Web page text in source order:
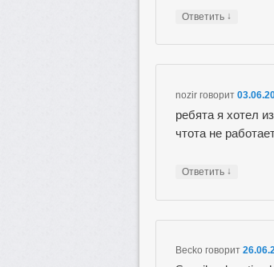
Ответить ↓
nozir говорит
ребята я хотел
чтота не
Ответить ↓
Becko говорит